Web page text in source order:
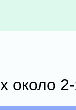
около